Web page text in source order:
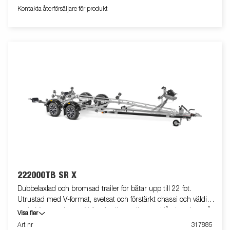
justera, vinschtornet är även utrustat med en extra
säkerhetsvajer för användning vid transport. Justerbar
Kontakta återförsäljare för produkt
222000TB SR X
Dubbelaxlad och bromsad trailer för båtar upp till 22 fot.
Utrustad med V-format, svetsat och förstärkt chassi och väldigt
goda köregenskaper. X-line-kvalitetsrullar med låg inverkan på
båtens skrov. Tippbar superrullsvagga baktill, förstärkta kölrullar
Visa fler
Art nr
317885